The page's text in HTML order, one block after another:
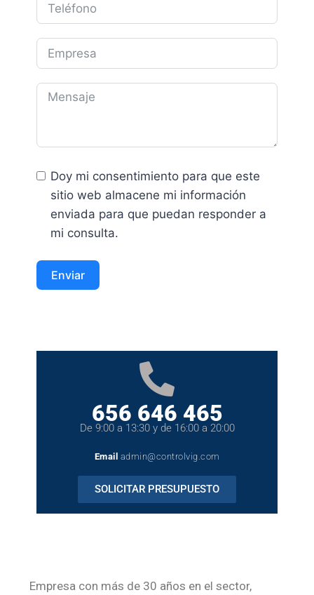
Doy mi consentimiento para que este
sitio web almacene mi información
enviada para que puedan responder a
mi consulta.
Enviar
656 646 465
De 9:00 a 13:30 y de 16:00 a 20:00
Email admin@controlvig.com
SOLICITAR PRESUPUESTO
Empresa con más de 30 años en el sector,